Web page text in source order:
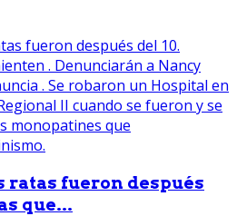
ratas fueron después
que...